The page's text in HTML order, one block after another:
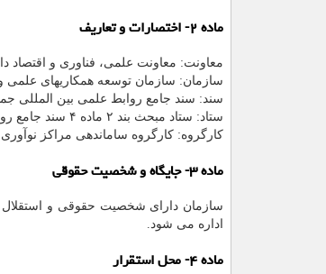
ماده ۲- اختصارات و تعاریف
معاونت: معاونت علمی، فناوری و اقتصاد
سازمان: سازمان توسعه همکاریهای علمی و
سند: سند جامع روابط علمی بین المللی
ستاد: ستاد مبحث بند ۲ ماده ۴ سند جامع روابط علمی بین المللی جمهوری اسلامی ایران
کارگروه: کارگروه ساماندهی مراکز
ماده ۳- جایگاه و شخصیت حقوقی
سازمان دارای شخصیت حقوقی و استقلال
اداره می شود.
ماده ۴- محل استقرار